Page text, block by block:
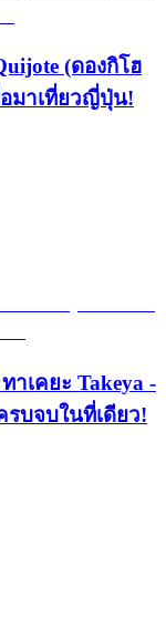
(ดองกิโฮ
มาเที่ยวญี่ปุ่น!
าเคยะ Takeya -
บจบในที่เดียว!